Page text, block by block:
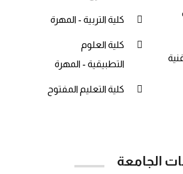
كلية التربية - المهرة
كلية العلوم
التطبيقية - المهرة
كلية التعليم المفتوح
الجامعة